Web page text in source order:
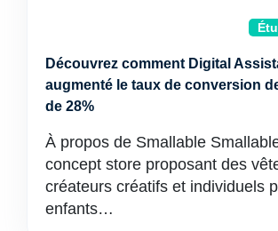
Découvrez comment Digital
augmenté le taux de conversion
de 28%
À propos de Smallable
concept store proposant des
créateurs créatifs et individuels
enfants…